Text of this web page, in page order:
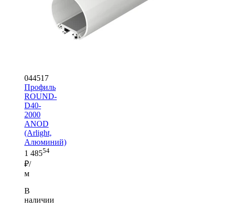
044517
Профиль
ROUND-
D40-
2000
ANOD
(Arlight,
Алюминий)
1 48554
₽/
м
В
наличии